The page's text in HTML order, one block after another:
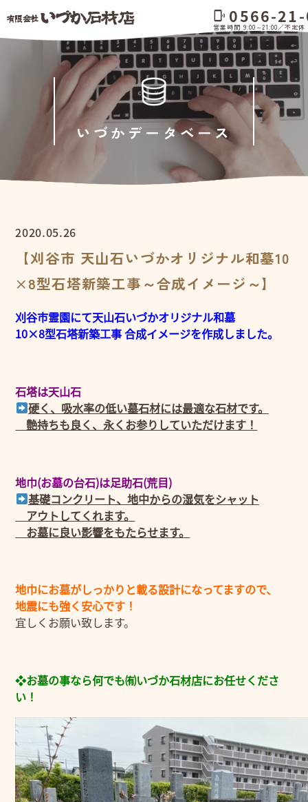
いづかデータベース
2020.05.26
【刈谷市 天山石いづかオリジナル和墓10
×8型石塔新築工事～合成イメージ～】
刈谷市霊園にて天山石いづかオリジナル和墓
10×8型石塔新築工事 合成イメージを作成しました。
石塔は天山石
硬く、吸水率の低い墓石材には最適な石材です。
艶持ちも良く、永くお参りしていただけます！
地巾(お墓の台石)は足助石(荒目)
基礎コンクリート、地中からの湿気をシャット
アウトしてくれます。
お墓に良い影響をもたらせます。
地巾にお墓がしっかりと載る設計になってますので、
地震にも強く安心です！
宜しくお願い致します。
❖お墓の事なら何でも㈲いづか石材店にお任せくださ
い！
phonelink_ring 0566-
営業時間 9:00～21:00／不定休